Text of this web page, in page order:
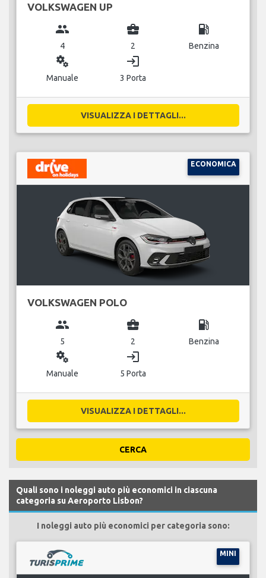
VOLKSWAGEN UP
group
4
business_center
2
local_gas_station
Benzina
miscellaneous_services
Manuale
login
3 Porta
VISUALIZZA I DETTAGLI...
ECONOMICA
VOLKSWAGEN POLO
group
5
business_center
2
local_gas_station
Benzina
miscellaneous_services
Manuale
login
5 Porta
VISUALIZZA I DETTAGLI...
CERCA
Quali sono i noleggi auto più economici in ciascuna
categoria su Aeroporto Lisbon?
I noleggi auto più economici per categoria sono:
MINI